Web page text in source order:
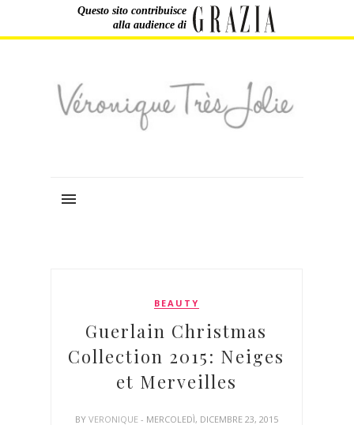
Questo sito contribuisce
alla audience di
BEAUTY
Guerlain Christmas
Collection 2015: Neiges
et Merveilles
BY VERONIQUE - MERCOLEDÌ, DICEMBRE 23, 2015